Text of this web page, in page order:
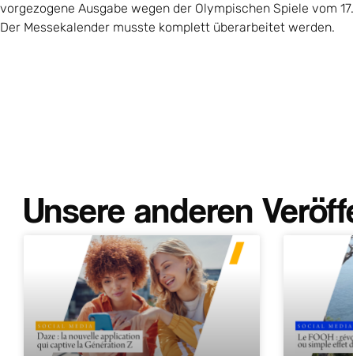
vorgezogene Ausgabe wegen der Olympischen Spiele vom
Der Messekalender musste komplett überarbeitet werden.
Unsere anderen